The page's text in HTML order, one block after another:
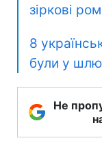
зіркові
8
були у
Не